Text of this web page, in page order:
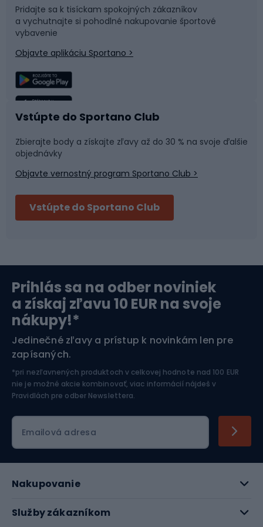
Časti bicyklov
Rybolov
Športová medicína
Bushcraft
Bikepacking
Orientačný beh
Snowboard
Plávanie
Tímové športy
Fitness a posilňovňa
Cyklistické prilby
Lyžovanie
Športová elektronika
Jazdectvo
Pridajte sa k tisíckam spokojných zákazníkov
a vychutnajte si pohodlné nakupovanie športové
vybavenie
Objavte aplikáciu Sportano >
Vstúpte do Sportano Club
Zbierajte body a získajte zľavy až do 30 % na svoje ďalšie
objednávky
Objavte vernostný program Sportano Club >
Vstúpte do Sportano Club
Prihlás sa na odber noviniek
a získaj zľavu 10 EUR na svoje
nákupy!*
Jedinečné zľavy a prístup k novinkám len pre
zapísaných.
*pri nezľavnených produktoch v celkovej hodnote nad 100 EUR
nie je možné akcie kombinovať, viac informácií nájdeš v
Pravidlách pre odber Newslettera.
Emailová adresa
Nakupovanie
Služby zákazníkom